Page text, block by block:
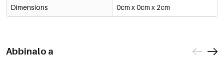
Dimensions 0cm x 0cm x 2cm
Abbinalo a